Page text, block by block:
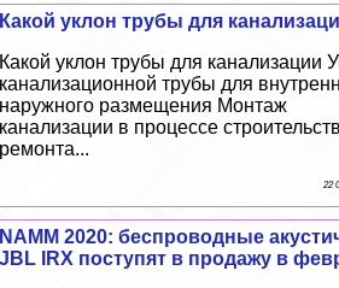
Какой уклон трубы для
Какой уклон трубы для канализации
канализационной трубы для
наружного размещения Монтаж
канализации в процессе
ремонта...
22
NAMM 2020: беспроводные
JBL IRX поступят в продажу в